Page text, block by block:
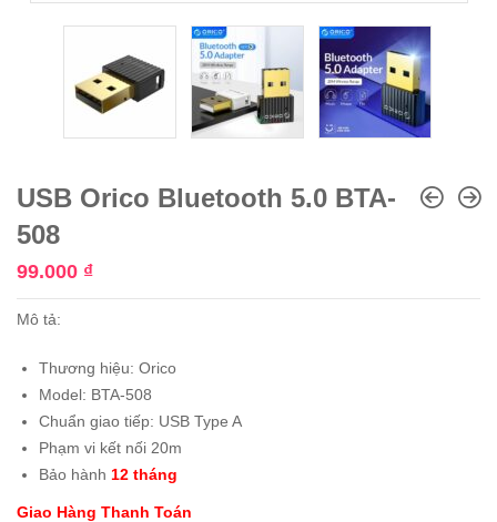
USB Orico Bluetooth 5.0 BTA-
508
99.000 ₫
Mô tả:
Thương hiệu: Orico
Model: BTA-508
Chuẩn giao tiếp: USB Type A
Phạm vi kết nối 20m
Bảo hành 12 tháng
Giao Hàng Thanh Toán